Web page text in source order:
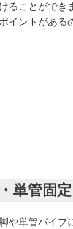
ることができ
イントがある
単管固
や単管パイプ